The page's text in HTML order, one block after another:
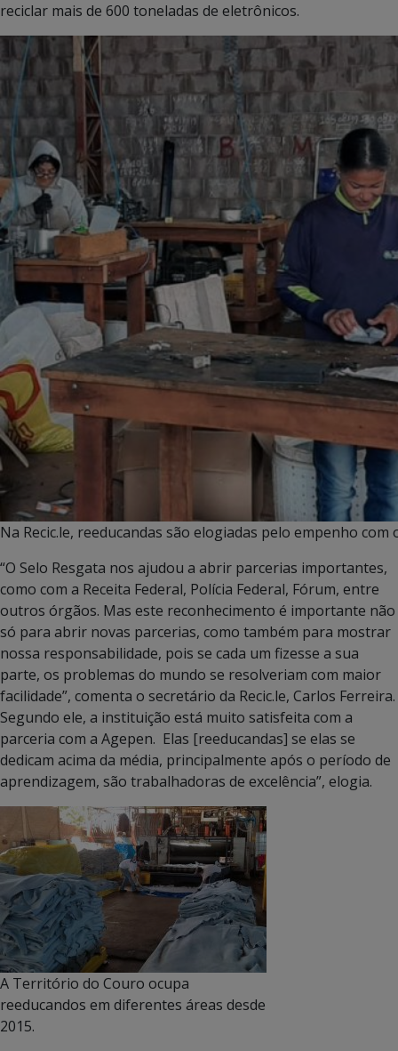
reciclar mais de 600 toneladas de eletrônicos.
Na Recic.le, reeducandas são elogiadas pelo empenho com
“O Selo Resgata nos ajudou a abrir parcerias importantes,
como com a Receita Federal, Polícia Federal, Fórum, entre
outros órgãos. Mas este reconhecimento é importante não
só para abrir novas parcerias, como também para mostrar
nossa responsabilidade, pois se cada um fizesse a sua
parte, os problemas do mundo se resolveriam com maior
facilidade”, comenta o secretário da Recic.le, Carlos Ferreira.
Segundo ele, a instituição está muito satisfeita com a
parceria com a Agepen. Elas [reeducandas] se elas se
dedicam acima da média, principalmente após o período de
aprendizagem, são trabalhadoras de excelência”, elogia.
A Território do Couro ocupa
reeducandos em diferentes áreas desde
2015.